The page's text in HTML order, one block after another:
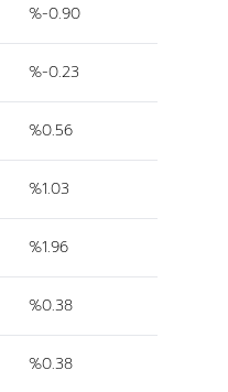
%-0.90
%-0.23
%0.56
%1.03
%1.96
%0.38
%0.38